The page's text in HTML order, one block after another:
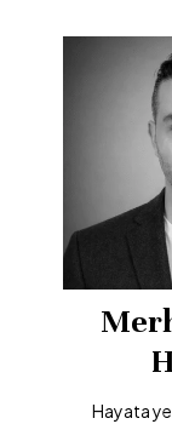
Hayata